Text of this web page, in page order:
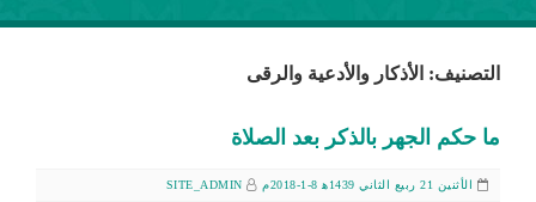
التصنيف: الأذكار والأدعية والرقى
ما حكم الجهر بالذكر بعد الصلاة
الأثنين 21 ربيع الثاني 1439ﻫ 8-1-2018م SITE_ADMIN